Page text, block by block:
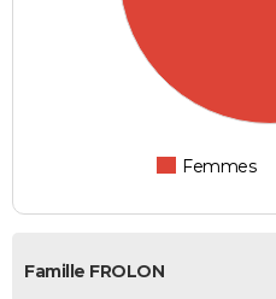
Femmes
Famille FROLON